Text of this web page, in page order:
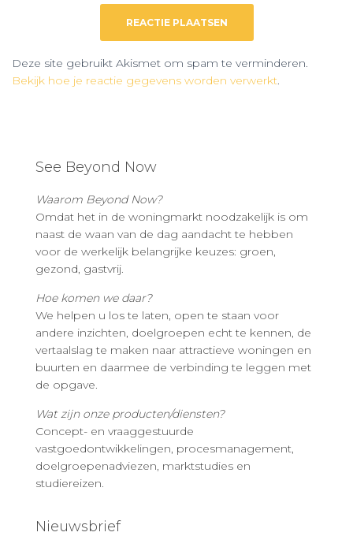
Deze site gebruikt Akismet om spam te verminderen.
Bekijk hoe je reactie gegevens worden verwerkt.
See Beyond Now
Waarom Beyond Now?
Omdat het in de woningmarkt noodzakelijk is om
naast de waan van de dag aandacht te hebben
voor de werkelijk belangrijke keuzes: groen,
gezond, gastvrij.
Hoe komen we daar?
We helpen u los te laten, open te staan voor
andere inzichten, doelgroepen echt te kennen, de
vertaalslag te maken naar attractieve woningen en
buurten en daarmee de verbinding te leggen met
de opgave.
Wat zijn onze producten/diensten?
Concept- en vraaggestuurde
vastgoedontwikkelingen, procesmanagement,
doelgroepenadviezen, marktstudies en
studiereizen.
Nieuwsbrief